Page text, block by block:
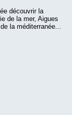
découvrir la
de la mer, Aigues
la méditerranée...